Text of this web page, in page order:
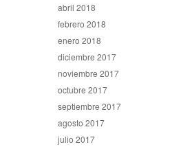
abril 2018
febrero 2018
enero 2018
diciembre 2017
noviembre 2017
octubre 2017
septiembre 2017
agosto 2017
julio 2017